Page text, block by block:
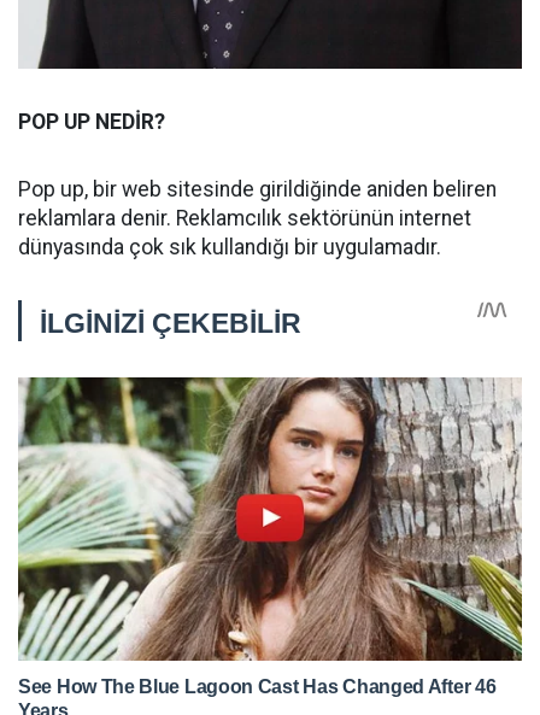
POP UP NEDİR?
Pop up, bir web sitesinde girildiğinde aniden beliren
reklamlara denir. Reklamcılık sektörünün internet
dünyasında çok sık kullandığı bir uygulamadır.